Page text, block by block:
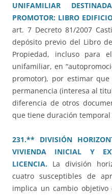
UNIFAMILIAR
PROMOTOR: LIBRO
art. 7 Decreto 81/2007
depósito previo del Libro
Propiedad, incluso para
unifamiliar, en
promotor), por estimar
permanencia (interesa al
diferencia de otros
que tiene duración temporal
231.** DIVISIÓN
VIVIENDA INICIAL Y
LICENCIA. La división
cuatro susceptibles de
implica un cambio